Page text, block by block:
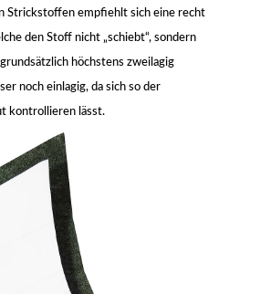
Strickstoffen empfiehlt sich eine recht
den Stoff nicht „schiebt“, sondern
höchstens zweilagig
noch einlagig, da sich so der
kontrollieren lässt.